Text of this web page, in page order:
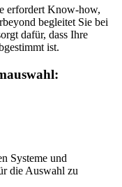
erfordert Know-how,
begleitet Sie bei
dafür, dass Ihre
ist.
Systeme und
die Auswahl zu